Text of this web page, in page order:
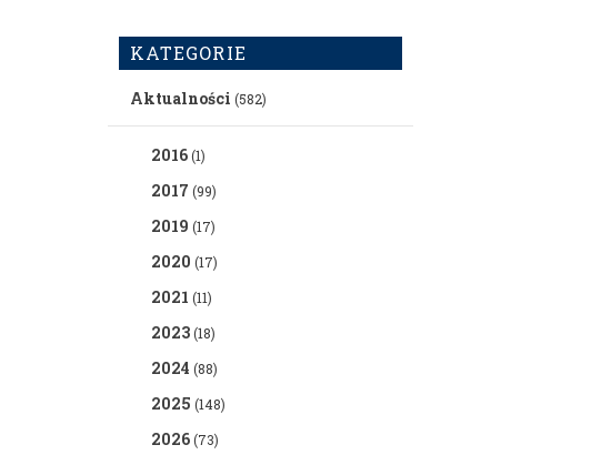
KATEGORIE
Aktualności (582)
2016(1)
2017 (99)
2019 (17)
2020 (17)
2021 (11)
2023(18)
2024 (88)
2025 (148)
2026(73)